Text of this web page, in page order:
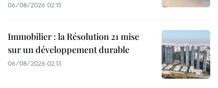
06/08/2026 02:15
Immobilier : la Résolution 21 mise
sur un développement durable
06/08/2026 02:13